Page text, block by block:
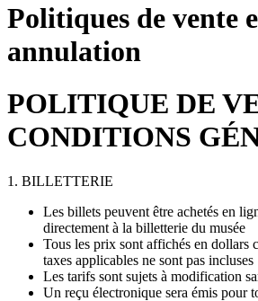
Politiques de vente
annulation
POLITIQUE DE
CONDITIONS
1. BILLETTERIE
Les billets peuvent être achetés en
directement à la billetterie du musée
Tous les prix sont affichés en dollars
taxes applicables ne sont pas incluses
Les tarifs sont sujets à modification
Un reçu électronique sera émis pour